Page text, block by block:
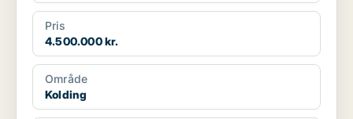
Pris
4.500.000 kr.
Område
Kolding